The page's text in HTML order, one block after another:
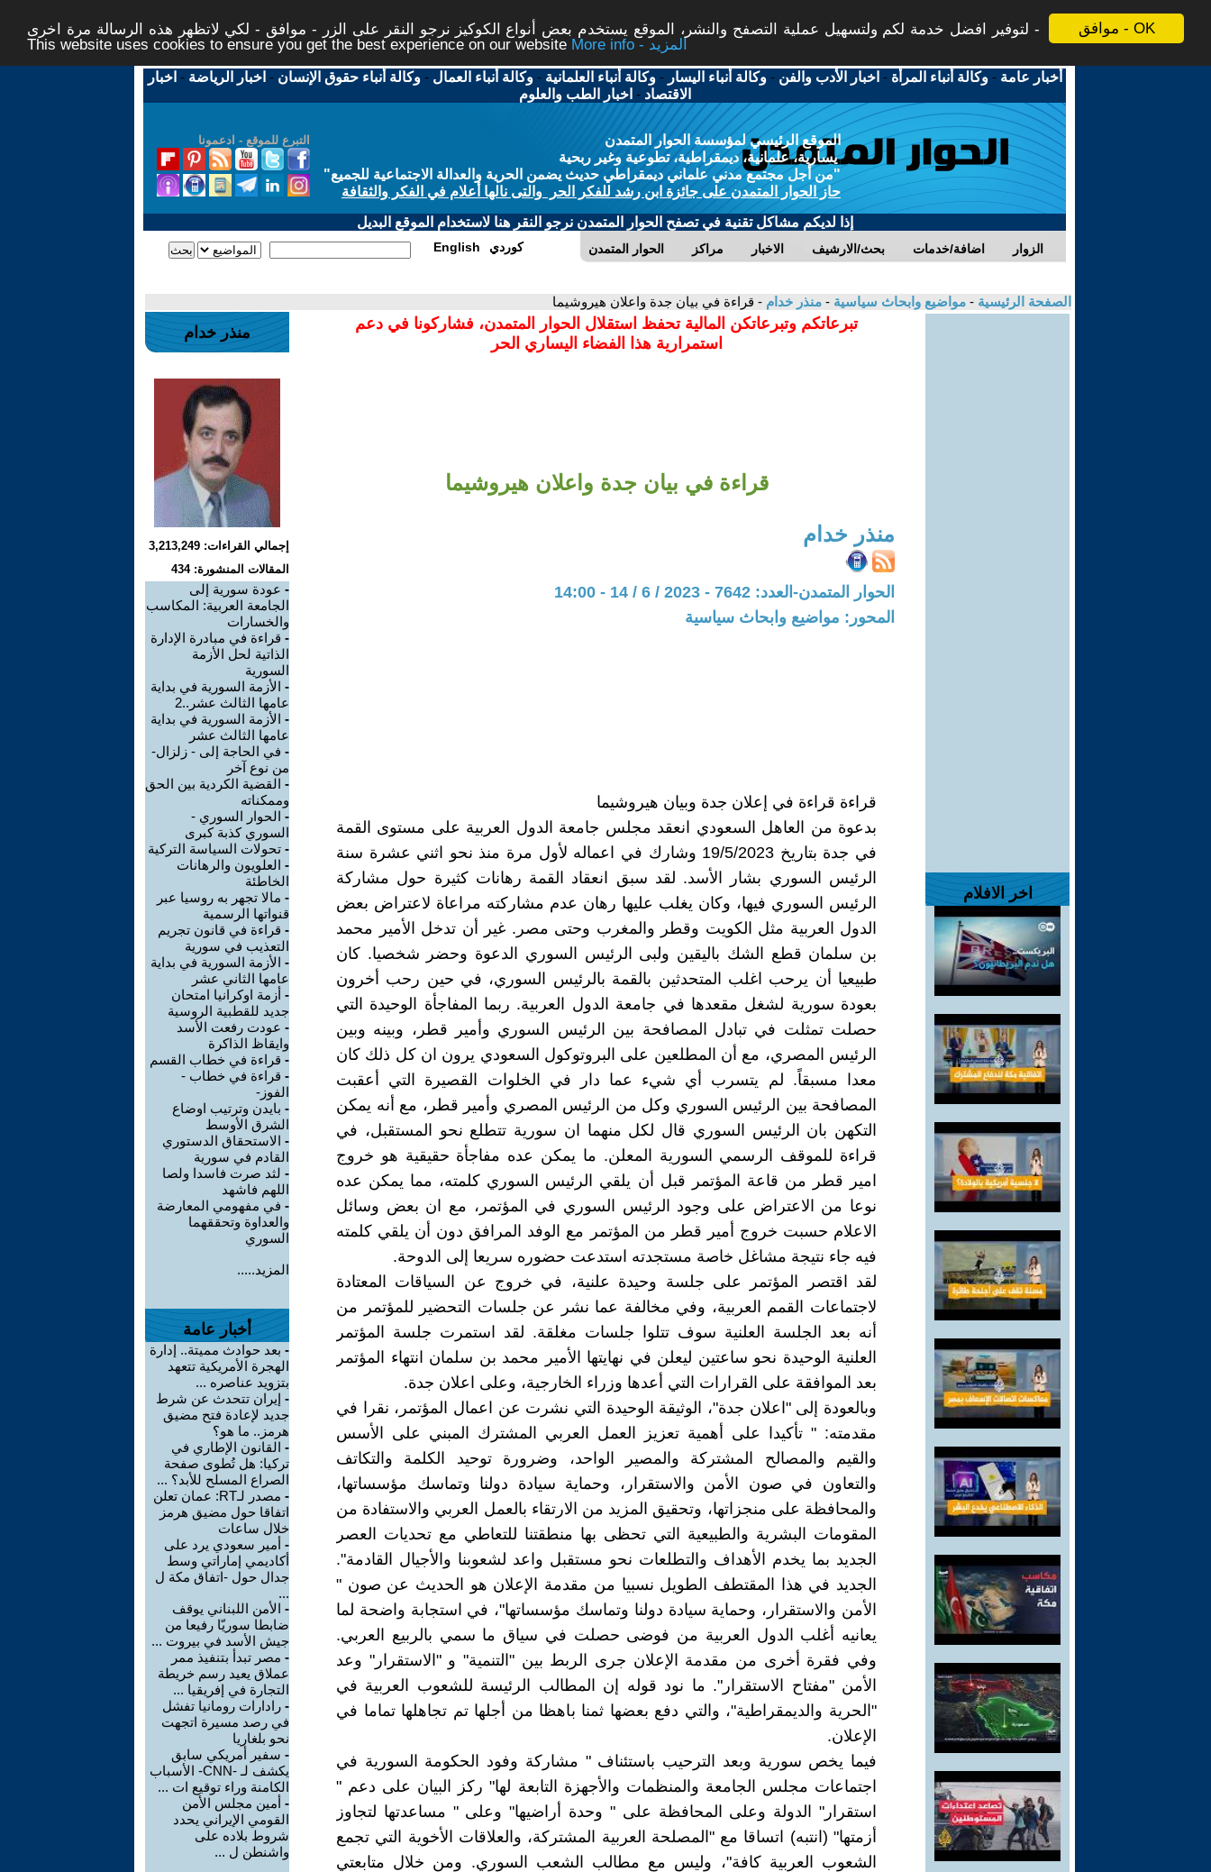
موافق - OK
لتوفير افضل خدمة لكم ولتسهيل عملية التصفح والنشر، الموقع يستخدم بعض أنواع الكوكيز نرجو النقر على الزر - موافق - لكي لاتظهر هذه الرسالة مرة اخرى -
This website uses cookies to ensure you get the best experience on our website
More info - المزيد
أخبار عامة -وكالة أنباء المرأة - اخبار الأدب والفن -وكالة أنباء اليسار -وكالة أنباء العلمانية -وكالة أنباء العمال -وكالة أنباء حقوق الإنسان - اخبار الرياضة - اخبار
الاقتصاد - اخبار الطب والعلوم
التبرع للموقع - ادعمونا
الموقع الرئيسي لمؤسسة الحوار المتمدن
يسارية، علمانية، ديمقراطية، تطوعية وغير ربحية
"من أجل مجتمع مدني علماني ديمقراطي حديث يضمن الحرية والعدالة الاجتماعية للجميع"
حاز الحوار المتمدن على جائزة ابن رشد للفكر الحر والتى نالها أعلام في الفكر والثقافة
إذا لديكم مشاكل تقنية في تصفح الحوار المتمدن نرجو النقر هنا لاستخدام الموقع البديل
الحوار المتمدن مراكز الاخبار بحث/الارشيف اضافة/خدمات الزوار English كوردي
الصفحة الرئيسية - مواضيع وابحاث سياسية - منذر خدام - قراءة في بيان جدة واعلان هيروشيما
اخر الافلام
تبرعاتكم وتبرعاتكن المالية تحفظ استقلال الحوار المتمدن، فشاركونا في دعم
استمرارية هذا الفضاء اليساري الحر
قراءة في بيان جدة واعلان هيروشيما
منذر خدام
الحوار المتمدن-العدد: 7642 - 2023 / 6 / 14 - 14:00
المحور: مواضيع وابحاث سياسية
قراءة قراءة في إعلان جدة وبيان هيروشيما
بدعوة من العاهل السعودي انعقد مجلس جامعة الدول العربية على مستوى القمة
في جدة بتاريخ 19/5/2023 وشارك في اعماله لأول مرة منذ نحو اثني عشرة سنة
الرئيس السوري بشار الأسد. لقد سبق انعقاد القمة رهانات كثيرة حول مشاركة
الرئيس السوري فيها، وكان يغلب عليها رهان عدم مشاركته مراعاة لاعتراض بعض
الدول العربية مثل الكويت وقطر والمغرب وحتى مصر. غير أن تدخل الأمير محمد
بن سلمان قطع الشك باليقين ولبى الرئيس السوري الدعوة وحضر شخصيا. كان
طبيعيا أن يرحب اغلب المتحدثين بالقمة بالرئيس السوري، في حين رحب أخرون
بعودة سورية لشغل مقعدها في جامعة الدول العربية. ربما المفاجأة الوحيدة التي
حصلت تمثلت في تبادل المصافحة بين الرئيس السوري وأمير قطر، وبينه وبين
الرئيس المصري، مع أن المطلعين على البروتوكول السعودي يرون ان كل ذلك كان
معدا مسبقاً. لم يتسرب أي شيء عما دار في الخلوات القصيرة التي أعقبت
المصافحة بين الرئيس السوري وكل من الرئيس المصري وأمير قطر، مع أنه يمكن
التكهن بان الرئيس السوري قال لكل منهما ان سورية تتطلع نحو المستقبل، في
قراءة للموقف الرسمي السورية المعلن. ما يمكن عده مفاجأة حقيقية هو خروج
امير قطر من قاعة المؤتمر قبل أن يلقي الرئيس السوري كلمته، مما يمكن عده
نوعا من الاعتراض على وجود الرئيس السوري في المؤتمر، مع ان بعض وسائل
الاعلام حسبت خروج أمير قطر من المؤتمر مع الوفد المرافق دون أن يلقي كلمته
فيه جاء نتيجة مشاغل خاصة مستجدته استدعت حضوره سريعا إلى الدوحة.
لقد اقتصر المؤتمر على جلسة وحيدة علنية، في خروج عن السياقات المعتادة
لاجتماعات القمم العربية، وفي مخالفة عما نشر عن جلسات التحضير للمؤتمر من
أنه بعد الجلسة العلنية سوف تتلوا جلسات مغلقة. لقد استمرت جلسة المؤتمر
العلنية الوحيدة نحو ساعتين ليعلن في نهايتها الأمير محمد بن سلمان انتهاء المؤتمر
بعد الموافقة على القرارات التي أعدها وزراء الخارجية، وعلى اعلان جدة.
وبالعودة إلى "اعلان جدة"، الوثيقة الوحيدة التي نشرت عن اعمال المؤتمر، نقرا في
مقدمته: " تأكيدا على أهمية تعزيز العمل العربي المشترك المبني على الأسس
والقيم والمصالح المشتركة والمصير الواحد، وضرورة توحيد الكلمة والتكاتف
والتعاون في صون الأمن والاستقرار، وحماية سيادة دولنا وتماسك مؤسساتها،
والمحافظة على منجزاتها، وتحقيق المزيد من الارتقاء بالعمل العربي والاستفادة من
المقومات البشرية والطبيعية التي تحظى بها منطقتنا للتعاطي مع تحديات العصر
الجديد بما يخدم الأهداف والتطلعات نحو مستقبل واعد لشعوبنا والأجيال القادمة".
الجديد في هذا المقتطف الطويل نسبيا من مقدمة الإعلان هو الحديث عن صون "
الأمن والاستقرار، وحماية سيادة دولنا وتماسك مؤسساتها"، في استجابة واضحة لما
يعانيه أغلب الدول العربية من فوضى حصلت في سياق ما سمي بالربيع العربي.
وفي فقرة أخرى من مقدمة الإعلان جرى الربط بين "التنمية" و "الاستقرار" وعد
الأمن "مفتاح الاستقرار". ما نود قوله إن المطالب الرئيسة للشعوب العربية في
"الحرية والديمقراطية"، والتي دفع بعضها ثمنا باهظا من أجلها تم تجاهلها تماما في
الإعلان.
فيما يخص سورية وبعد الترحيب باستئناف " مشاركة وفود الحكومة السورية في
اجتماعات مجلس الجامعة والمنظمات والأجهزة التابعة لها" ركز البيان على دعم "
استقرار" الدولة وعلى المحافظة على " وحدة أراضيها" وعلى " مساعدتها لتجاوز
أزمتها" (انتبه) اتساقا مع "المصلحة العربية المشتركة، والعلاقات الأخوية التي تجمع
الشعوب العربية كافة"، وليس مع مطالب الشعب السوري. ومن خلال متابعتي
منذر خدام
إجمالي القراءات: 3,213,249
المقالات المنشورة: 434
- عودة سورية إلى
الجامعة العربية: المكاسب
والخسارات
- قراءة في مبادرة الإدارة
الذاتية لحل الأزمة
السورية
- الأزمة السورية في بداية
عامها الثالث عشر..2
- الأزمة السورية في بداية
عامها الثالث عشر
- في الحاجة إلى - زلزال-
من نوع آخر
- القضية الكردية بين الحق
وممكناته
- الحوار السوري -
السوري كذبة كبرى
- تحولات السياسة التركية
- العلويون والرهانات
الخاطئة
- مالا تجهر به روسيا عبر
قنواتها الرسمية
- قراءة في قانون تجريم
التعذيب في سورية
- الأزمة السورية في بداية
عامها الثاني عشر
- أزمة اوكرانيا امتحان
جديد للقطبية الروسية
- عودت رفعت الأسد
وايقاظ الذاكرة
- قراءة في خطاب القسم
- قراءة في خطاب -
الفوز-
- بايدن وترتيب اوضاع
الشرق الأوسط
- الاستحقاق الدستوري
القادم في سورية
- لثد صرت فاسدا ولصا
اللهم فاشهد
- في مفهومي المعارضة
والعداوة وتحققهما
السوري
المزيد.....
أخبار عامة
- بعد حوادث مميتة.. إدارة
الهجرة الأمريكية تتعهد
بتزويد عناصره ...
- إيران تتحدث عن شرط
جديد لإعادة فتح مضيق
هرمز.. ما هو؟
- القانون الإطاري في
تركيا: هل تُطوى صفحة
الصراع المسلح للأبد؟ ...
-
مصدر لـRT: عمان تعلن
اتفاقا حول مضيق هرمز
خلال ساعات
- أمير سعودي يرد على
أكاديمي إماراتي وسط
جدال حول -اتفاق مكة ل
...
- الأمن اللبناني يوقف
ضابطا سوريّا رفيعا من
جيش الأسد في بيروت ...
- مصر تبدأ بتنفيذ ممر
عملاق يعيد رسم خريطة
التجارة في إفريقيا ...
- رادارات رومانيا تفشل
في رصد مسيرة اتجهت
نحو بلغاريا
- سفير أمريكي سابق
يكشف لـ -CNN- الأسباب
الكامنة وراء توقيع ات ...
- أمين مجلس الأمن
القومي الإيراني يحدد
شروط بلاده على
واشنطن ل ...